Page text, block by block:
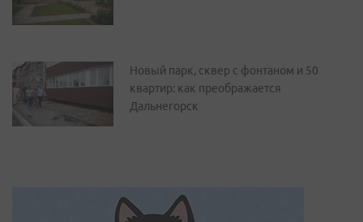
Новый парк, сквер с фонтаном и 50
квартир: как преображается
Дальнегорск